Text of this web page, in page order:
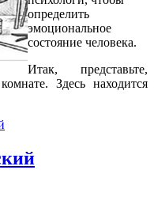
определить
эмоциональное
состояние человека.
Итак, представьте,
Здесь находится